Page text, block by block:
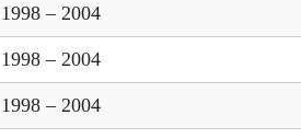
1998 – 2004
1998 – 2004
1998 – 2004